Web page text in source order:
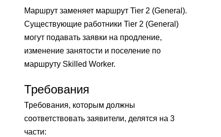
Маршрут заменяет маршрут Tier 2 (General).
Существующие работники Tier 2 (General)
могут подавать заявки на продление,
изменение занятости и поселение по
маршруту Skilled Worker.
Требования
Требования, которым должны
соответствовать заявители, делятся на 3
части: